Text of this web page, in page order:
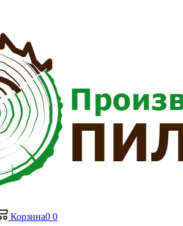
Корзина0 0